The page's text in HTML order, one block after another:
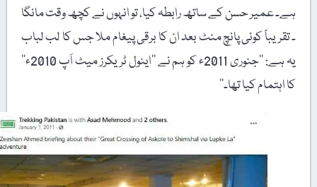
ہے۔ عمیر حسن کے ساتھ رابطہ کیا، تو انہوں نے کچھ وقت مانگا
۔ تقریباً کوئی پانچ منٹ بعد ان کا برقی پیغام ملا جس کا لب لباب
یہ ہے: ’’جنوری 2011ء کو ہم نے ’’اینول ٹریکرز میٹ اَپ 2010ء‘‘
کا اہتمام کیا تھا۔‘‘